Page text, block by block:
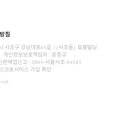
침
서초구 강남대로65길 1(서초동) 효봉빌딩
개인정보보호책임자 : 윤종규
판매업신고 : 2004-서울서초-04585
크로서비스 가입 확인